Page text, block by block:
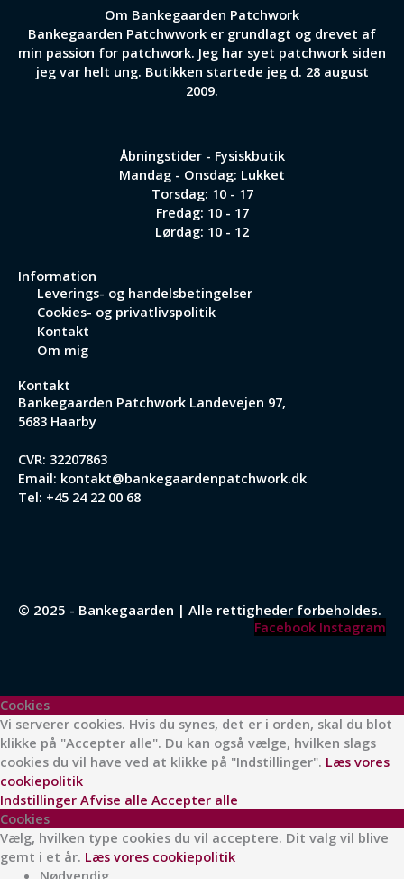
Om Bankegaarden Patchwork
Bankegaarden Patchwwork er grundlagt og drevet af
min passion for patchwork. Jeg har syet patchwork siden
jeg var helt ung. Butikken startede jeg d. 28 august
2009.
Åbningstider - Fysiskbutik
Mandag - Onsdag: Lukket
Torsdag: 10 - 17
Fredag: 10 - 17
Lørdag: 10 - 12
Information
Leverings- og handelsbetingelser
Cookies- og privatlivspolitik
Kontakt
Om mig
Kontakt
Bankegaarden Patchwork Landevejen 97,
5683 Haarby
CVR: 32207863
Email: kontakt@bankegaardenpatchwork.dk
Tel: +45 24 22 00 68
© 2025 - Bankegaarden | Alle rettigheder forbeholdes.
Facebook Instagram
Cookies
Vi serverer cookies. Hvis du synes, det er i orden, skal du blot
klikke på "Accepter alle". Du kan også vælge, hvilken slags
cookies du vil have ved at klikke på "Indstillinger". Læs vores
cookiepolitik
Indstillinger Afvise alle Accepter alle
Cookies
Vælg, hvilken type cookies du vil acceptere. Dit valg vil blive
gemt i et år. Læs vores cookiepolitik
Nødvendig